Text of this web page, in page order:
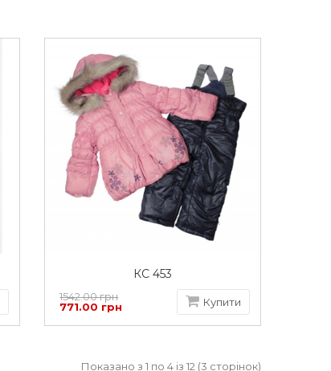
КС 453
1542.00 грн
771.00 грн
Купити
Показано з 1 по 4 із 12 (3 сторінок)